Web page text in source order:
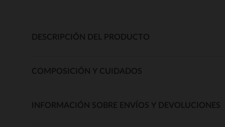
DESCRIPCIÓN DEL PRODUCTO
COMPOSICIÓN Y CUIDADOS
INFORMACIÓN SOBRE ENVÍOS Y DEVOLUCIONES